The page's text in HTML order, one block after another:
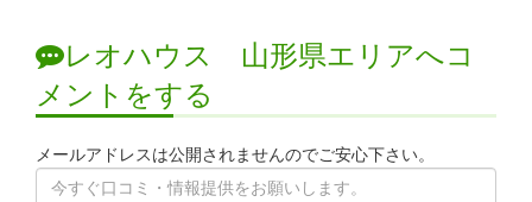
レオハウス 山形県エリアへコ
メントをする
メールアドレスは公開されませんのでご安心下さい。